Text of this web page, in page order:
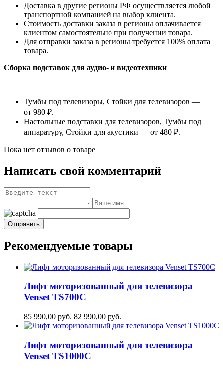
Доставка в другие регионы РФ осуществляется любой
транспортной компанией на выбор клиента.
Стоимость доставки заказа в регионы оплачивается
клиентом самостоятельно при получении товара.
Для отправки заказа в регионы требуется 100% оплата
товара.
Сборка подставок для аудио- и видеотехники
Тумбы под телевизоры, Стойки для телевизоров —
от 980 ₽.
Настольные подставки для телевизоров, Тумбы под
аппаратуру, Стойки для акустики — от 480 ₽.
Пока нет отзывов о товаре
Написать свой комментарий
Рекомендуемые товары
Лифт моторизованный для телевизора
Venset TS700С
85 990,00 руб. 82 990,00 руб.
Лифт моторизованный для телевизора
Venset TS1000C